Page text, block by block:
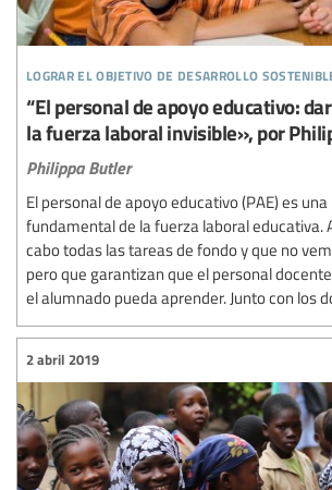
lograr el objetivo de desarrollo
“El personal de apoyo educativo:
la fuerza laboral invisible», por
Philippa Butler
El personal de apoyo educativo (PAE) es
fundamental de la fuerza laboral educativa.
cabo todas las tareas de fondo y que no
pero que garantizan que el personal
el alumnado pueda aprender. Junto con los
2 abril 2019